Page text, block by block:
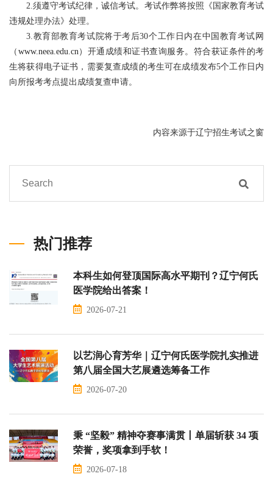
2.须遵守考试纪律，诚信考试。考试作弊将按照《国家教育考试
违规处理办法》处理。
3.教育部教育考试院将于考后30个工作日内在中国教育考试网
（ www.neea.edu.cn ）开通成绩和证书查询服务。符合获证条件的考
生将获得电子证书，需要复查成绩的考生可在成绩发布5个工作日内
向所报考考点提出成绩复查申请。
内容来源于辽宁招生考试之窗
热门推荐
本科生如何登顶国际高水平期刊？辽宁何氏
医学院给出答案！
2026-07-21
以艺润心育芳华｜辽宁何氏医学院扎实推进
第八届全国大艺展遴选筹备工作
2026-07-20
秉 “坚毅” 精神夺赛事满贯丨单届斩获 34 项
荣誉，奖项拿到手软！
2026-07-18